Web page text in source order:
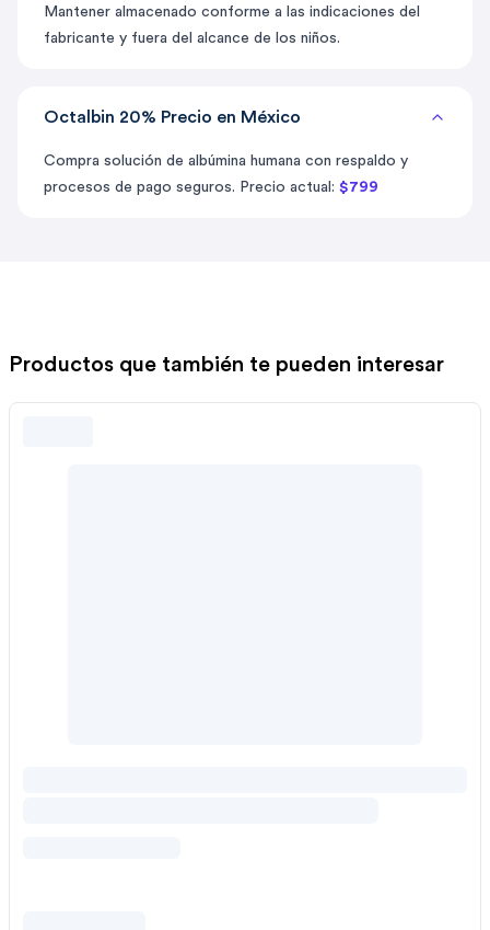
Mantener almacenado conforme a las indicaciones del
fabricante y fuera del alcance de los niños.
Octalbin 20% Precio en México
Compra solución de albúmina humana con respaldo y
procesos de pago seguros. Precio actual: $799
Productos que también te pueden interesar